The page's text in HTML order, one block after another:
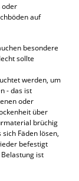
oder
auf
besondere
sollte
werden, um
- das ist
oder
über
brüchig
Fäden lösen,
befestigt
ist